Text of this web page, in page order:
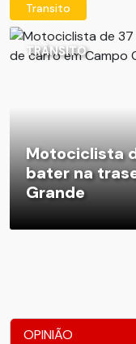
Transito
TRÂNSITO
Motociclista
bater na
Grande
OPINIÃO